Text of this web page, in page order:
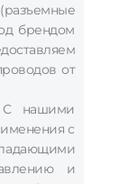
брендом
от
С нашими
с
и